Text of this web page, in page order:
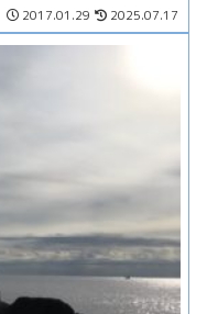
2017.01.29 2025.07.17